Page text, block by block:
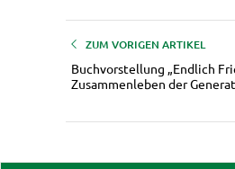
ZUM VORIGEN ARTIKEL
Buchvorstellung „Endlich
Zusammenleben der